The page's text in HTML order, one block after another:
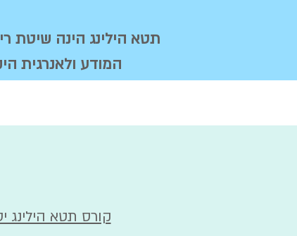
תטא הילינג הינה שיטת
המודע ולאנרגית
קורס תטא הילינג